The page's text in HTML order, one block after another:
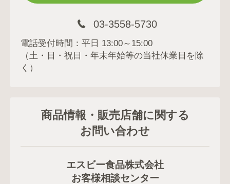
03-3558-5730
電話受付時間：平日 13:00～15:00
（土・日・祝日・年末年始等の当社休業日を除
く）
商品情報・販売店舗に関する
お問い合わせ
エスビー食品株式会社
お客様相談センター